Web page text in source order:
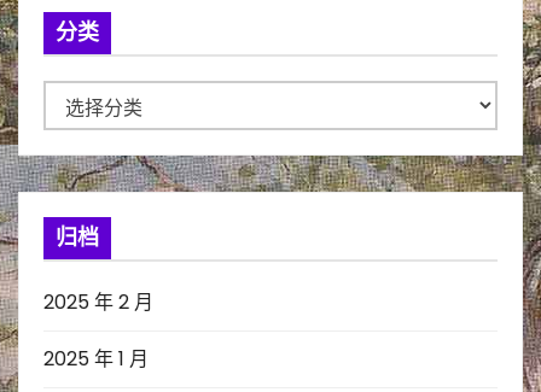
分类
类
归档
2025 年 2 月
2025 年 1 月